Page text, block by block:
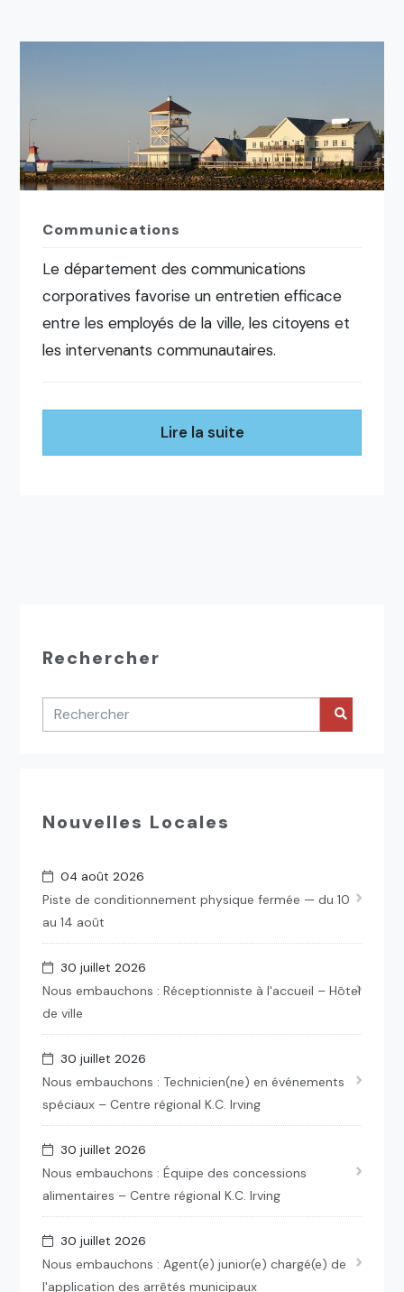
Communications
Le département des communications
corporatives favorise un entretien efficace
entre les employés de la ville, les citoyens et
les intervenants communautaires.
Lire la suite
Rechercher
Nouvelles Locales
04 août 2026
Piste de conditionnement physique fermée — du 10
au 14 août
30 juillet 2026
Nous embauchons : Réceptionniste à l'accueil – Hôtel
de ville
30 juillet 2026
Nous embauchons : Technicien(ne) en événements
spéciaux – Centre régional K.C. Irving
30 juillet 2026
Nous embauchons : Équipe des concessions
alimentaires – Centre régional K.C. Irving
30 juillet 2026
Nous embauchons : Agent(e) junior(e) chargé(e) de
l'application des arrêtés municipaux